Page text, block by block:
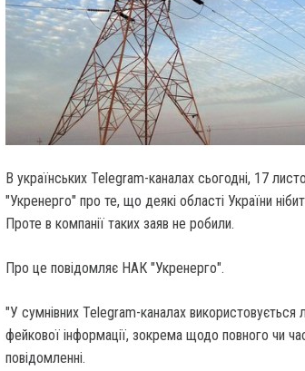
В українських Telegram-каналах сьогодні, 17
"Укренерго" про те, що деякі області України
Проте в компанії таких заяв не робили.
Про це повідомляє НАК "Укренерго".
"У сумнівних Telegram-каналах
фейкової інформації, зокрема щодо повного чи
повідомленні.